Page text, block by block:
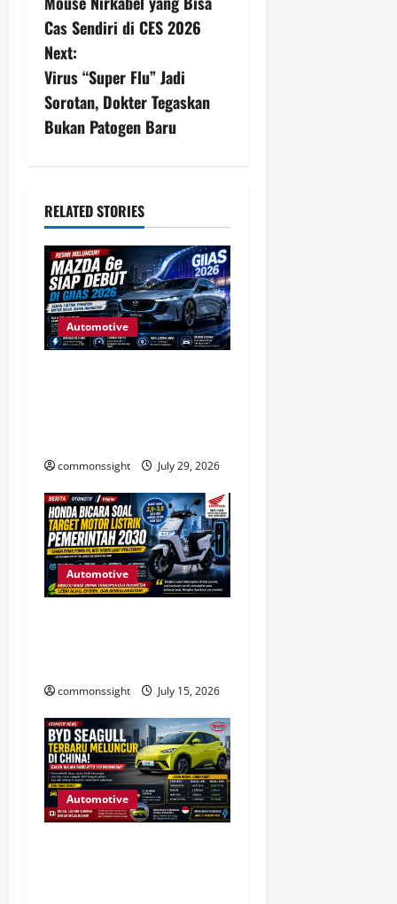
s
t
n
a
i
g
a
t
Cas Sendiri di CES 2026
Next:
Virus “Super Flu” Jadi
Sorotan, Dokter Tegaskan
Bukan Patogen Baru
RELATED STORIES
Automotive
commonssight July 29, 2026
Automotive
commonssight July 15, 2026
Automotive